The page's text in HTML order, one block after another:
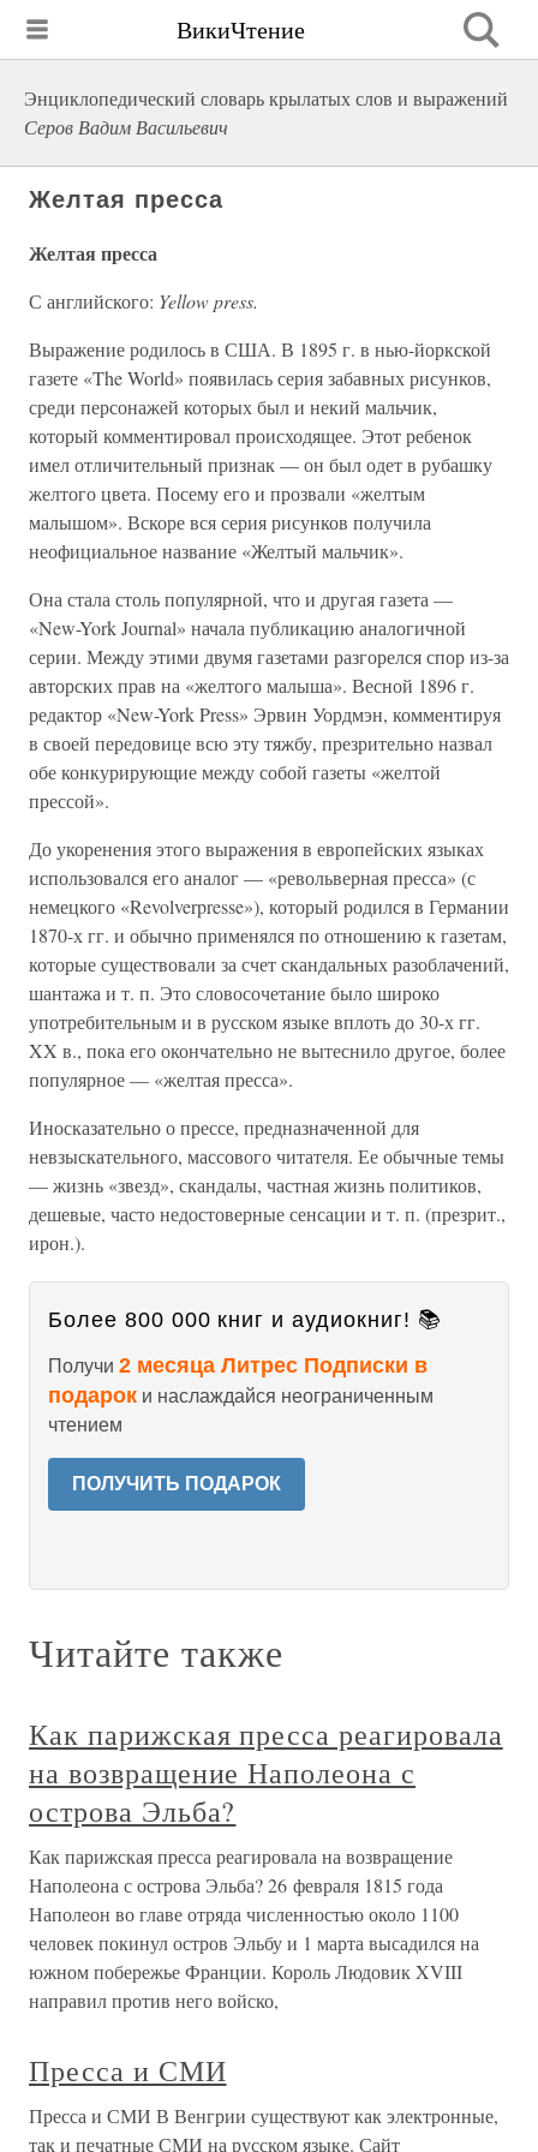
ВикиЧтение
Энциклопедический словарь крылатых слов и выражений
Серов Вадим Васильевич
Желтая пресса
Желтая пресса
С английского: Yellow press.
Выражение родилось в США. В 1895 г. в нью-йоркской
газете «The World» появилась серия забавных рисунков,
среди персонажей которых был и некий мальчик,
который комментировал происходящее. Этот ребенок
имел отличительный признак — он был одет в рубашку
желтого цвета. Посему его и прозвали «желтым
малышом». Вскоре вся серия рисунков получила
неофициальное название «Желтый мальчик».
Она стала столь популярной, что и другая газета —
«New-York Journal» начала публикацию аналогичной
серии. Между этими двумя газетами разгорелся спор из-за
авторских прав на «желтого малыша». Весной 1896 г.
редактор «New-York Press» Эрвин Уордмэн, комментируя
в своей передовице всю эту тяжбу, презрительно назвал
обе конкурирующие между собой газеты «желтой
прессой».
До укоренения этого выражения в европейских языках
использовался его аналог — «револьверная пресса» (с
немецкого «Revolverpresse»), который родился в Германии
1870-х гг. и обычно применялся по отношению к газетам,
которые существовали за счет скандальных разоблачений,
шантажа и т. п. Это словосочетание было широко
употребительным и в русском языке вплоть до 30-х гг.
XX в., пока его окончательно не вытеснило другое, более
популярное — «желтая пресса».
Иносказательно о прессе, предназначенной для
невзыскательного, массового читателя. Ее обычные темы
— жизнь «звезд», скандалы, частная жизнь политиков,
дешевые, часто недостоверные сенсации и т. п. (презрит.,
ирон.).
Более 800 000 книг и аудиокниг! 📚
Получи 2 месяца Литрес Подписки в
подарок и наслаждайся неограниченным
чтением
ПОЛУЧИТЬ ПОДАРОК
Читайте также
Как парижская пресса реагировала
на возвращение Наполеона с
острова Эльба?
Как парижская пресса реагировала на возвращение
Наполеона с острова Эльба? 26 февраля 1815 года
Наполеон во главе отряда численностью около 1100
человек покинул остров Эльбу и 1 марта высадился на
южном побережье Франции. Король Людовик XVIII
направил против него войско,
Пресса и СМИ
Пресса и СМИ В Венгрии существуют как электронные,
так и печатные СМИ на русском языке. Сайт